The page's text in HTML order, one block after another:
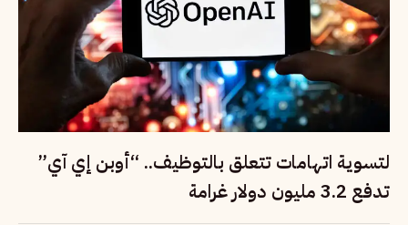
لتسوية اتهامات تتعلق بالتوظيف.. “أوبن إي آي”
تدفع 3.2 مليون دولار غرامة